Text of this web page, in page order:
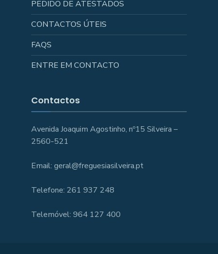
PEDIDO DE ATESTADOS
CONTACTOS ÚTEIS
FAQS
ENTRE EM CONTACTO
Contactos
Avenida Joaquim Agostinho, nº15 Silveira –
2560-521
Email: geral@freguesiasilveira.pt
Telefone: 261 937 248
Telemóvel: 964 127 400